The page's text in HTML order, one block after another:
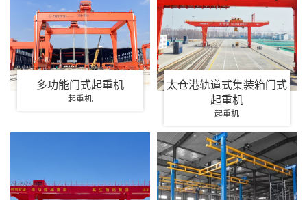
多功能门式起重机
起重机
太仓港轨道式集装箱门式
起重机
起重机